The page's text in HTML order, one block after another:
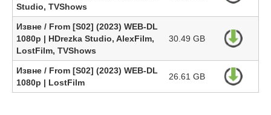
Studio, TVShows
Извне / From [S02] (2023) WEB-DL
1080p | HDrezka Studio, AlexFilm,
LostFilm, TVShows
30.49 GB
Извне / From [S02] (2023) WEB-DL
1080p | LostFilm
26.61 GB